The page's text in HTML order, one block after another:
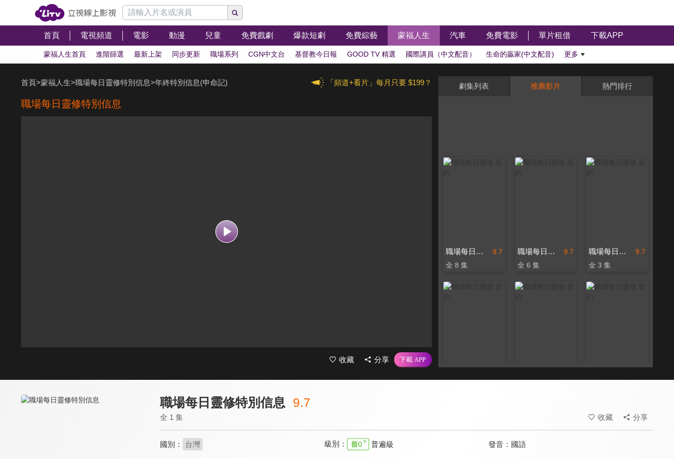
首頁 電視頻道 電影 動漫 兒童 免費戲劇 爆款短劇 免費綜藝 蒙福人生 汽車 免費電影 單片租借 下載APP
蒙福人生首頁 進階篩選 最新上架 同步更新 職場系列 CGN中文台 基督教今日報 GOOD TV 精選 國際講員（中文配音） 生命的贏家(中文配音) 更多
「頻道+看片」每月只要 $199？
首頁>蒙福人生>職場每日靈修特別信息>年終特別信息(申命記)
職場每日靈修特別信息
收藏 分享
劇集列表 推薦影片 熱門排行
9.7
職場每日靈修 新約
全 8 集
9.7
職場每日靈修 新約
全 6 集
9.7
職場每日靈修 新約
全 3 集
職場每日靈修特別信息 9.7
全 1 集 收藏 分享
國別： 台灣 級別： 普遍級 發音： 國語